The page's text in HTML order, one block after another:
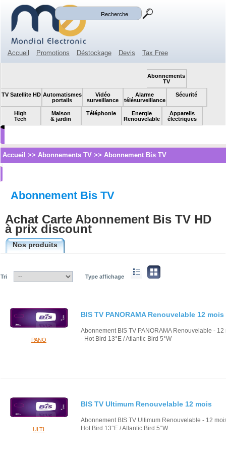
Mon compte
Accueil Promotions Déstockage Devis
Tax Free
Abonnements
TV
TV Satellite HD Automatismes
portails
Vidéo
surveillance
Alarme
télésurveillance
Sécurité
High
Tech
Maison
& jardin
Téléphonie
Energie
Renouvelable
Appareils
électriques
Accueil >> Abonnements TV>> Abonnement Bis TV
Abonnement Bis TV
Achat Carte Abonnement Bis TV HD
à prix discount
Nos produits
Tri Type affichage
PANO
BIS TV PANORAMA Renouvelable 12 mois
Abonnement BIS TV PANORAMA Renouvelable - 12
- Hot Bird 13°E / Atlantic Bird 5°W
ULTI
BIS TV Ultimum Renouvelable 12 mois
Abonnement BIS TV Ultimum Renouvelable - 12
Hot Bird 13°E / Atlantic Bird 5°W